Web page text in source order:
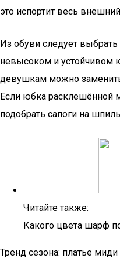
это испортит весь
Из обуви следует выбрать
невысоком и устойчивом
девушкам можно
Если юбка расклешённой
подобрать сапоги на
Читайте также:
Какого цвета шарф
Тренд сезона: платье